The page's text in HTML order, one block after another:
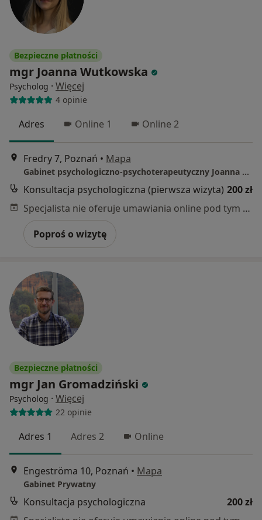
Bezpieczne płatności
mgr Joanna Wutkowska
Psycholog · Więcej
4 opinie
Adres Online 1 Online 2
Fredry 7, Poznań • Mapa
Gabinet psychologiczno-psychoterapeutyczny Joanna Wutkowska
Konsultacja psychologiczna (pierwsza wizyta) 200 zł
Specjalista nie oferuje umawiania online pod tym adresem.
Poproś o wizytę
Bezpieczne płatności
mgr Jan Gromadziński
Psycholog · Więcej
22 opinie
Adres 1 Adres 2 Online
Engeströma 10, Poznań • Mapa
Gabinet Prywatny
Konsultacja psychologiczna
200 zł